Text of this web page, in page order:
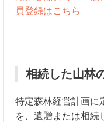
相続した山林
特定森林経営計画に
を、遺贈または相続